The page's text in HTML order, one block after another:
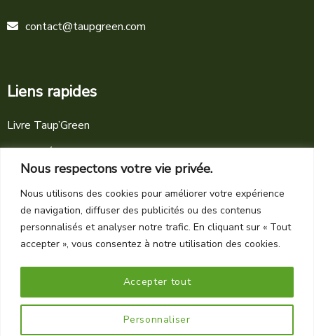
Nous respectons votre vie privée.
Nous utilisons des cookies pour améliorer votre expérience
de navigation, diffuser des publicités ou des contenus
personnalisés et analyser notre trafic. En cliquant sur « Tout
accepter », vous consentez à notre utilisation des cookies.
Personnaliser
Accepter tout
contact@taupgreen.com
Liens rapides
Livre Taup’Green
Actualités
Mentions légales
Conditions générales